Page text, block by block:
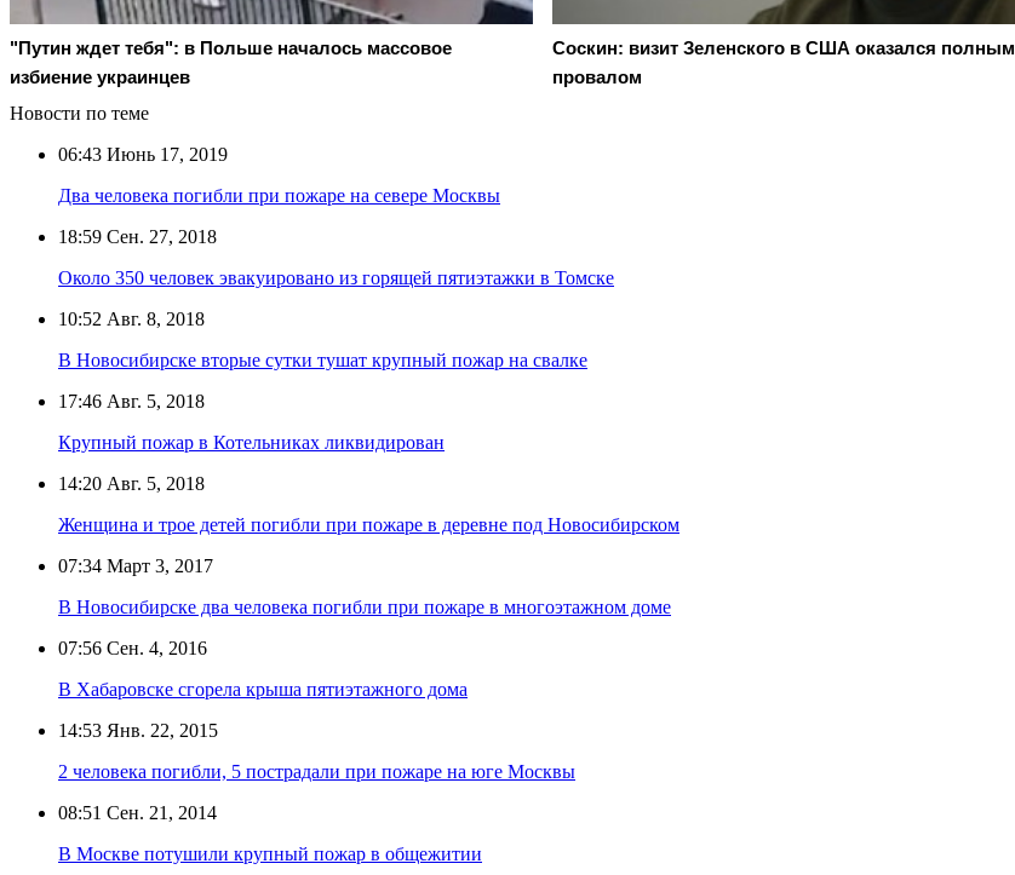
"Путин ждет тебя": в Польше началось массовое
избиение украинцев
Соскин: визит Зеленского в США оказался полным
провалом
Новости по теме
06:43 Июнь 17, 2019
Два человека погибли при пожаре на севере Москвы
18:59 Сен. 27, 2018
Около 350 человек эвакуировано из горящей пятиэтажки в Томске
10:52 Авг. 8, 2018
В Новосибирске вторые сутки тушат крупный пожар на свалке
17:46 Авг. 5, 2018
Крупный пожар в Котельниках ликвидирован
14:20 Авг. 5, 2018
Женщина и трое детей погибли при пожаре в деревне под Новосибирском
07:34 Март 3, 2017
В Новосибирске два человека погибли при пожаре в многоэтажном доме
07:56 Сен. 4, 2016
В Хабаровске сгорела крыша пятиэтажного дома
14:53 Янв. 22, 2015
2 человека погибли, 5 пострадали при пожаре на юге Москвы
08:51 Сен. 21, 2014
В Москве потушили крупный пожар в общежитии